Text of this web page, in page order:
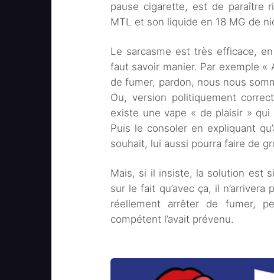
pause cigarette, est de paraître
MTL et son liquide en 18 MG de
Le sarcasme est très efficace,
faut savoir manier. Par exemple «
de fumer, pardon, nous nous
Ou, version politiquement
existe une vape « de plaisir » qui
Puis le consoler en expliquant
souhait, lui aussi pourra faire de
Mais, si il insiste, la solution est
sur le fait qu’avec ça, il
réellement arrêter de fumer,
compétent l’avait prévenu.